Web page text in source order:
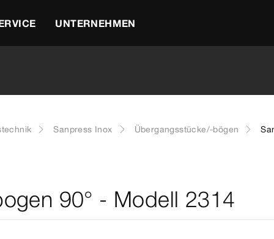
UNTERNEHMEN
Sanpress Inox Übergangsstücke/-bögen
90° - Modell 2314